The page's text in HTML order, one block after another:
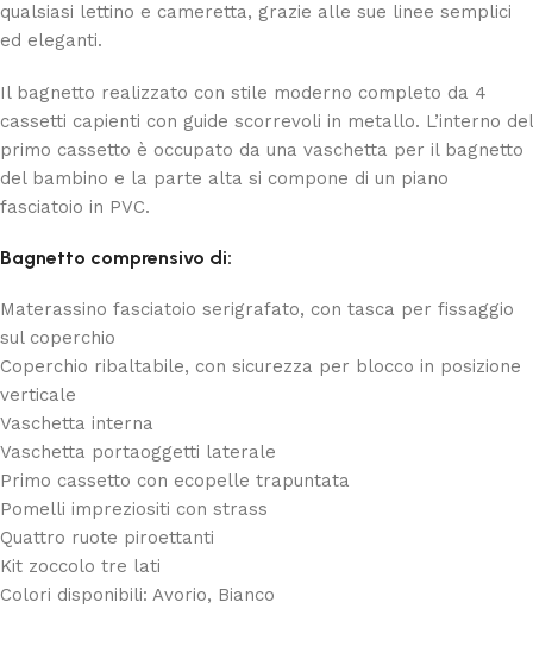
qualsiasi lettino e cameretta, grazie alle sue linee semplici
ed eleganti.
Il bagnetto realizzato con stile moderno completo da 4
cassetti capienti con guide scorrevoli in metallo. L’interno del
primo cassetto è occupato da una vaschetta per il bagnetto
del bambino e la parte alta si compone di un piano
fasciatoio in PVC.
Bagnetto comprensivo di:
Materassino fasciatoio serigrafato, con tasca per fissaggio
sul coperchio
Coperchio ribaltabile, con sicurezza per blocco in posizione
verticale
Vaschetta interna
Vaschetta portaoggetti laterale
Primo cassetto con ecopelle trapuntata
Pomelli impreziositi con strass
Quattro ruote piroettanti
Kit zoccolo tre lati
Colori disponibili: Avorio, Bianco